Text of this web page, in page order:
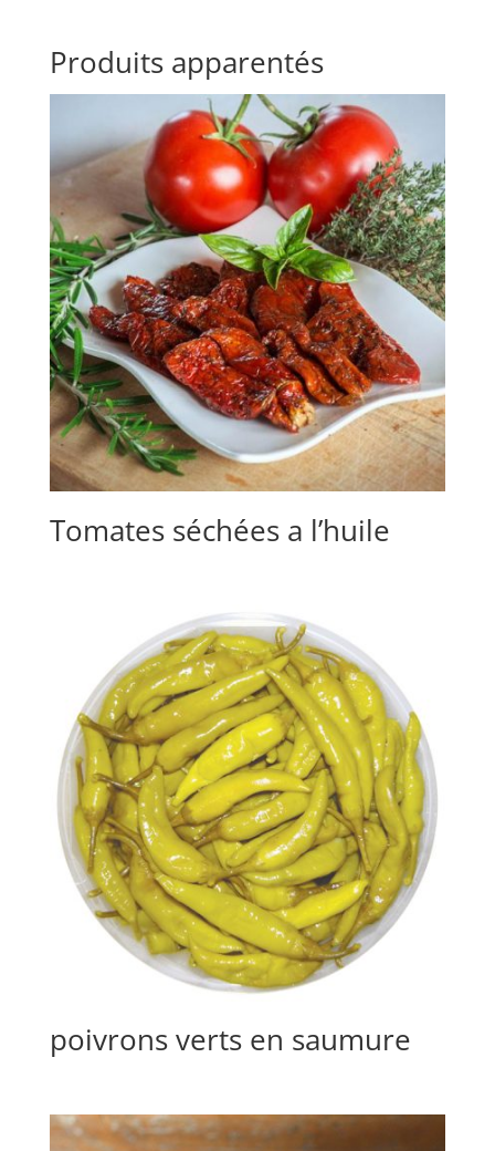
Produits apparentés
Tomates séchées a l’huile
poivrons verts en saumure